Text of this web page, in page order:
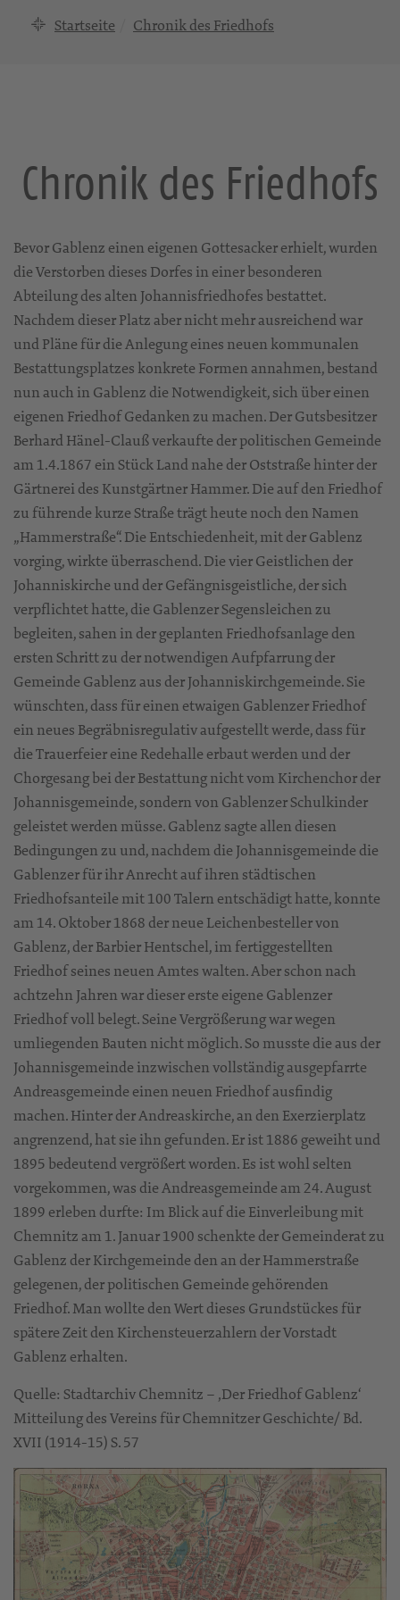
Startseite Chronik des Friedhofs
Chronik des Friedhofs
Bevor Gablenz einen eigenen Gottesacker erhielt, wurden
die Verstorben dieses Dorfes in einer besonderen
Abteilung des alten Johannisfriedhofes bestattet.
Nachdem dieser Platz aber nicht mehr ausreichend war
und Pläne für die Anlegung eines neuen kommunalen
Bestattungsplatzes konkrete Formen annahmen, bestand
nun auch in Gablenz die Notwendigkeit, sich über einen
eigenen Friedhof Gedanken zu machen. Der Gutsbesitzer
Berhard Hänel-Clauß verkaufte der politischen Gemeinde
am 1.4.1867 ein Stück Land nahe der Oststraße hinter der
Gärtnerei des Kunstgärtner Hammer. Die auf den Friedhof
zu führende kurze Straße trägt heute noch den Namen
„Hammerstraße“. Die Entschiedenheit, mit der Gablenz
vorging, wirkte überraschend. Die vier Geistlichen der
Johanniskirche und der Gefängnisgeistliche, der sich
verpflichtet hatte, die Gablenzer Segensleichen zu
begleiten, sahen in der geplanten Friedhofsanlage den
ersten Schritt zu der notwendigen Aufpfarrung der
Gemeinde Gablenz aus der Johanniskirchgemeinde. Sie
wünschten, dass für einen etwaigen Gablenzer Friedhof
ein neues Begräbnisregulativ aufgestellt werde, dass für
die Trauerfeier eine Redehalle erbaut werden und der
Chorgesang bei der Bestattung nicht vom Kirchenchor der
Johannisgemeinde, sondern von Gablenzer Schulkinder
geleistet werden müsse. Gablenz sagte allen diesen
Bedingungen zu und, nachdem die Johannisgemeinde die
Gablenzer für ihr Anrecht auf ihren städtischen
Friedhofsanteile mit 100 Talern entschädigt hatte, konnte
am 14. Oktober 1868 der neue Leichenbesteller von
Gablenz, der Barbier Hentschel, im fertiggestellten
Friedhof seines neuen Amtes walten. Aber schon nach
achtzehn Jahren war dieser erste eigene Gablenzer
Friedhof voll belegt. Seine Vergrößerung war wegen
umliegenden Bauten nicht möglich. So musste die aus der
Johannisgemeinde inzwischen vollständig ausgepfarrte
Andreasgemeinde einen neuen Friedhof ausfindig
machen. Hinter der Andreaskirche, an den Exerzierplatz
angrenzend, hat sie ihn gefunden. Er ist 1886 geweiht und
1895 bedeutend vergrößert worden. Es ist wohl selten
vorgekommen, was die Andreasgemeinde am 24. August
1899 erleben durfte: Im Blick auf die Einverleibung mit
Chemnitz am 1. Januar 1900 schenkte der Gemeinderat zu
Gablenz der Kirchgemeinde den an der Hammerstraße
gelegenen, der politischen Gemeinde gehörenden
Friedhof. Man wollte den Wert dieses Grundstückes für
spätere Zeit den Kirchensteuerzahlern der Vorstadt
Gablenz erhalten.
Quelle: Stadtarchiv Chemnitz – ‚Der Friedhof Gablenz‘
Mitteilung des Vereins für Chemnitzer Geschichte/ Bd.
XVII (1914-15) S. 57